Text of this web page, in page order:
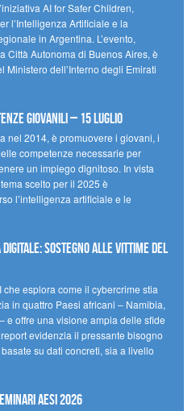
AI for Safer Children,
l’Intelligenza Artificiale e la
in Argentina. L’evento,
Città Autonoma di Buenos Aires, è
Ministero dell’Interno degli Emirati
Giovanili – 15 luglio
nel 2014, è promuovere i giovani, i
competenze necessarie per
un impiego dignitoso. In vista
scelto per il 2025 è
l’intelligenza artificiale e le
digitale: sostegno alle vittime del
esplora come il cybercrime stia
in quattro Paesi africani – Namibia,
e offre una visione ampia delle sfide
evidenzia il pressante bisogno
su dati concreti, sia a livello
AESI 2026